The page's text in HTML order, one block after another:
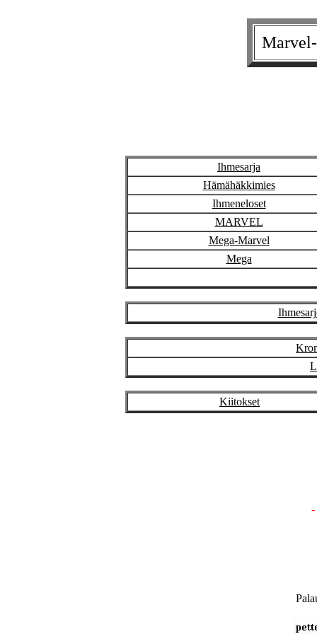
Ihmesarja
Hämähäkkimies
Ihmeneloset
MARVEL
Mega-Marvel
Mega
Kiitokset
-